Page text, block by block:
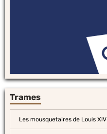
Trames
Les mousquetaires de Louis XIV